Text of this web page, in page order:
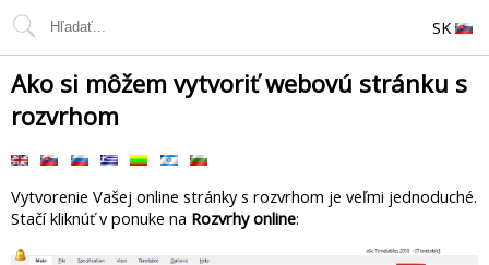
SK
Ako si môžem vytvoriť webovú stránku s
rozvrhom
Vytvorenie Vašej online stránky s rozvrhom je veľmi jednoduché.
Stačí kliknúť v ponuke na Rozvrhy online: